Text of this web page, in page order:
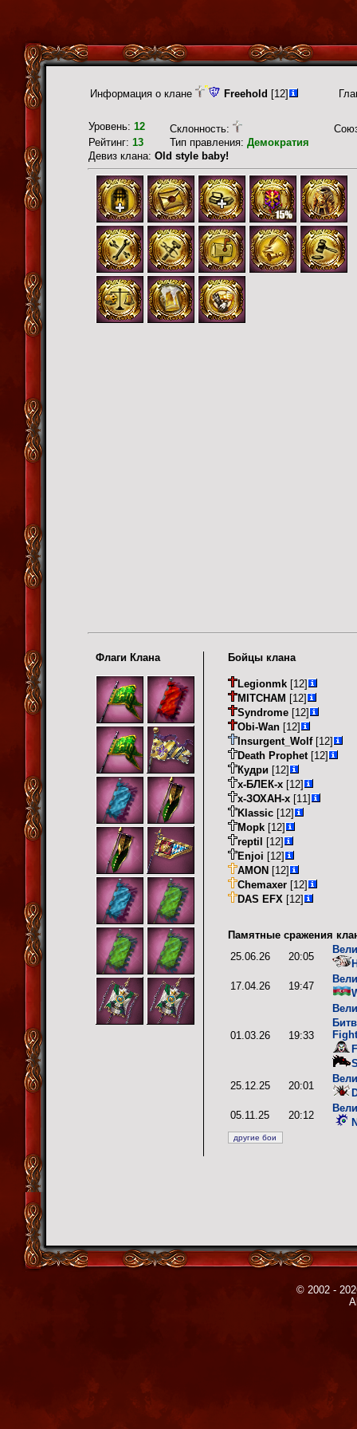
Информация о клане Freehold [12]
Уровень: 12 Склонность:
Рейтинг: 13 Тип правления: Демократия
Девиз клана: Old style baby!
Флаги Клана Бойцы клана
Legionmk [12]
MITCHAM [12]
Syndrome [12]
Obi-Wan [12]
Insurgent_Wolf[12]
Death Prophet [12]
Кудри [12]
х-БЛЕК-х [12]
х-ЗОХАН-х [11]
Klassic [12]
Mopk [12]
reptil [12]
Enjoi [12]
AMON [12]
Chemaxer [12]
DAS EFX [12]
Памятные сражения
25.06.26
20:05
17.04.26
19:47
01.03.26 19:33
25.12.25
20:01
05.11.25
20:12
© 2002 -